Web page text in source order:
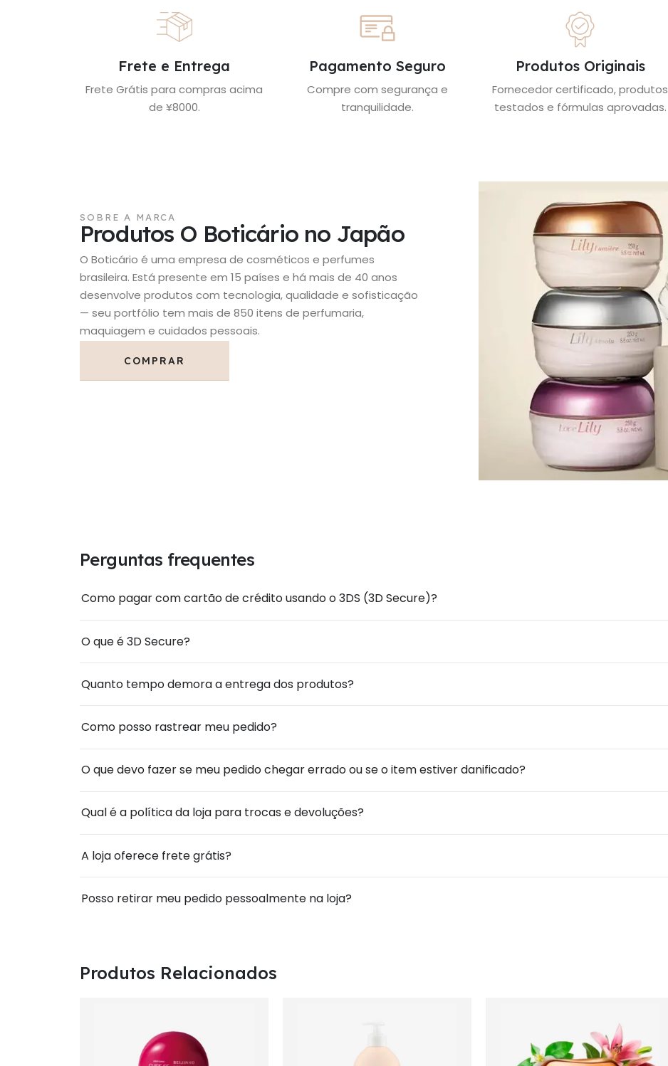
Frete e Entrega
Frete Grátis para compras acima
de ¥8000.
Pagamento Seguro
Compre com segurança e
tranquilidade.
Produtos Originais
Fornecedor certificado, produtos
testados e fórmulas aprovadas.
SOBRE A MARCA
Produtos O Boticário no Japão
O Boticário é uma empresa de cosméticos e perfumes
brasileira. Está presente em 15 países e há mais de 40 anos
desenvolve produtos com tecnologia, qualidade e sofisticação
— seu portfólio tem mais de 850 itens de perfumaria,
maquiagem e cuidados pessoais.
COMPRAR
Perguntas frequentes
Como pagar com cartão de crédito usando o 3DS (3D Secure)?
O que é 3D Secure?
Quanto tempo demora a entrega dos produtos?
Como posso rastrear meu pedido?
O que devo fazer se meu pedido chegar errado ou se o item estiver danificado?
Qual é a política da loja para trocas e devoluções?
A loja oferece frete grátis?
Posso retirar meu pedido pessoalmente na loja?
Produtos Relacionados